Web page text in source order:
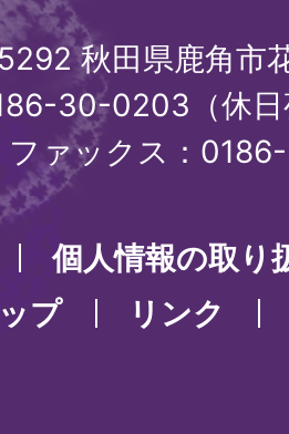
秋田県鹿角市
30-0203（休
ファックス：
個人情報の取り
プ
リンク